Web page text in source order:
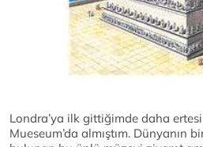
Londra’ya ilk gittiğimde daha
Mueseum’da almıştım. Dünyanın